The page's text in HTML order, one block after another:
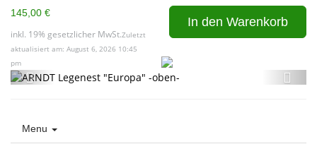
145,00 €
inkl. 19% gesetzlicher MwSt.Zuletzt
aktualisiert am: August 6, 2026 10:45
pm
In den Warenkorb
Menu